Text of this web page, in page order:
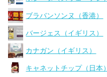
ブラバンソンヌ（香港）
バージェス（イギリス）
カナガン（イギリス）
キャネットチップ（日本）